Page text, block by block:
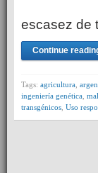
escasez de
Continue
Tags: agricultura
ingeniería genética
transgénicos Uso